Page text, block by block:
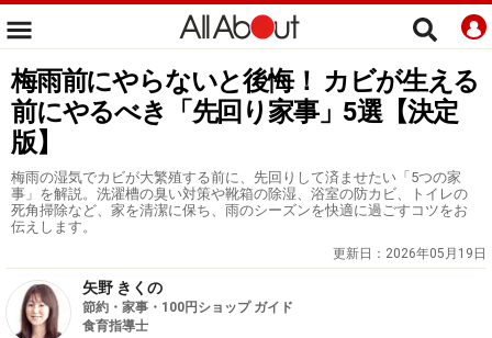
梅雨前にやらないと後悔！ カビが生える
前にやるべき「先回り家事」5選【決定
版】
梅雨の湿気でカビが大繁殖する前に、先回りして済ませたい「5つの家
事」を解説。洗濯槽の臭い対策や靴箱の除湿、浴室の防カビ、トイレの
死角掃除など、家を清潔に保ち、雨のシーズンを快適に過ごすコツをお
伝えします。
更新日： 2026年05月19日
矢野 きくの
節約・家事・100円ショップ ガイド
食育指導士